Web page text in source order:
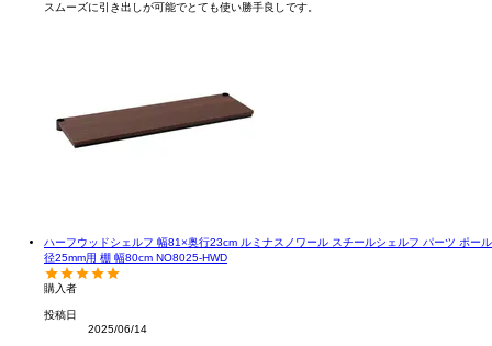
スムーズに引き出しが可能でとても使い勝手良しです。
ハーフウッドシェルフ 幅81×奥行23cm ルミナスノワール スチールシェルフ パーツ ポール
径25mm用 棚 幅80cm NO8025-HWD
購入者
投稿日
2025/06/14